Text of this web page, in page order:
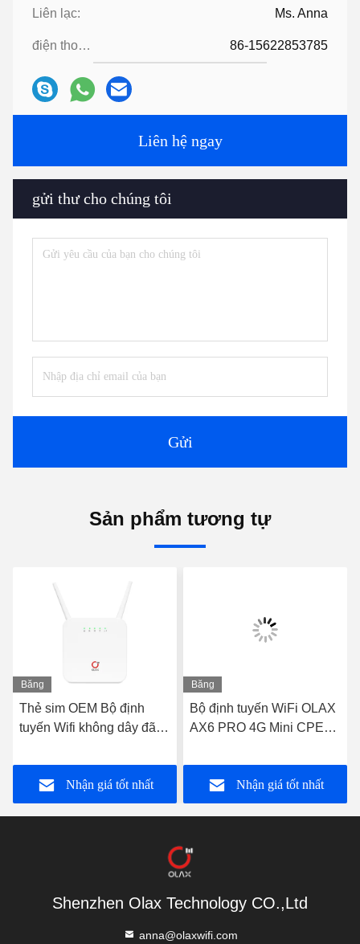
Liên lạc: Ms. Anna
điện thoại: 86-15622853785
Liên hệ ngay
gửi thư cho chúng tôi
Gửi
Sản phẩm tương tự
Băng
hình
Thẻ sim OEM Bộ định
tuyến Wifi không dây đã
4G RJ45 PORT OLAX
AX6 PRONhận giá tốt nhất
Băng
hình
Bộ định tuyến WiFi OLAX
AX6 PRO 4G Mini CPE
4000mah TTL / IMEI
Nhận giá tốt nhất
Shenzhen Olax Technology CO.,Ltd
anna@olaxwifi.com